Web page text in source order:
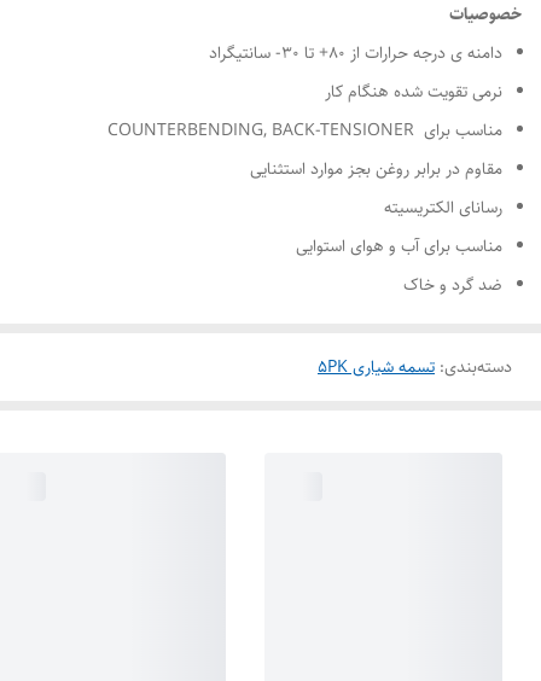
خصوصیات
دامنه ی درجه حرارات از ۸۰+ تا ۳۰- سانتیگراد
نرمی تقویت شده هنگام کار
مناسب برای COUNTERBENDING, BACK-TENSIONER
مقاوم در برابر روغن بجز موارد استثنایی
رسانای الکتریسیته
مناسب برای آب و هوای استوایی
ضد گرد و خاک
دسته‌بندی: تسمه شیاری 5PK